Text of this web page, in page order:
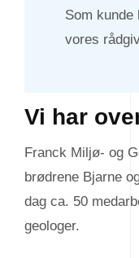
Som
vores
Vi har
Franck Miljø- og
brødrene Bjarne
dag ca. 50
geologer.